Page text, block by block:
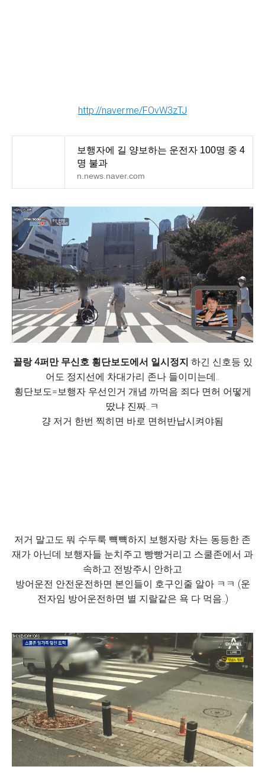
http://naver.me/FOvW3zTJ
보행자에 길 양보하는 운전자 100명 중 4
명 불과
n.news.naver.com
꼴랑 4퍼만 무신호 횡단보도에서 일시정지 하긴 신호등 있
어도 정지선에 차대가리 존나 들이미는데..
횡단보도=보행자 우선인거 개념 까먹음 죄다 면허 어떻게
땄냐 진짜..ㅋ
걍 저거 한번 찍히면 바로 면허반납시켜야됨
저거 말고도 뭐 수두룩 뺵뺵하지 보행자랑 차는 동등한 존
재가 아닌데 보행자들 눈치주고 빵빵거리고 스쿨존에서 과
속하고 전방주시 안하고
방어운전 안전운전하면 본인들이 호구인줄 알아 ㅋㅋ (운
전자임 방어운전하면 별 지랄같은 욕 다 먹음..)